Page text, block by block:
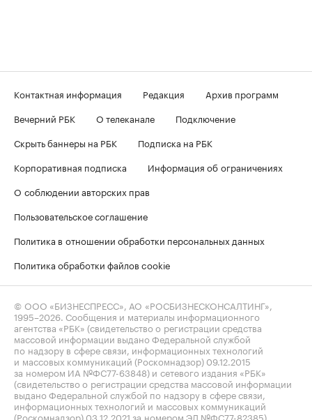
Контактная информация Редакция
Архив программ
Вечерний РБК
О телеканале
Подключение
Скрыть баннеры на РБК
Подписка на РБК
Корпоративная подписка
Информация об ограничениях
О соблюдении авторских прав
Пользовательское соглашение
Политика в отношении обработки персональных данных
Политика обработки файлов cookie
© ООО «БИЗНЕСПРЕСС», АО «РОСБИЗНЕСКОНСАЛТИНГ»,
1995–2026 . Сообщения и материалы информационного
агентства «РБК» (свидетельство о регистрации средства
массовой информации выдано Федеральной службой
по надзору в сфере связи, информационных технологий
и массовых коммуникаций (Роскомнадзор) 09.12.2015
за номером ИА №ФС77-63848) и сетевого издания «РБК»
(свидетельство о регистрации средства массовой информации
выдано Федеральной службой по надзору в сфере связи,
информационных технологий и массовых коммуникаций
(Роскомнадзор) 03.12.2021 за номером ЭЛ №ФС77-82385)